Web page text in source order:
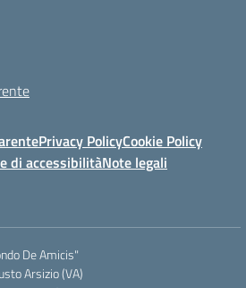
Privacy PolicyCookie Policy
di accessibilitàNote legali
De Amicis"
Arsizio (VA)